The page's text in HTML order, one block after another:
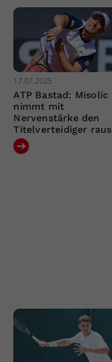
17.07.2025
ATP Bastad: Misolic
nimmt mit
Nervenstärke den
Titelverteidiger raus